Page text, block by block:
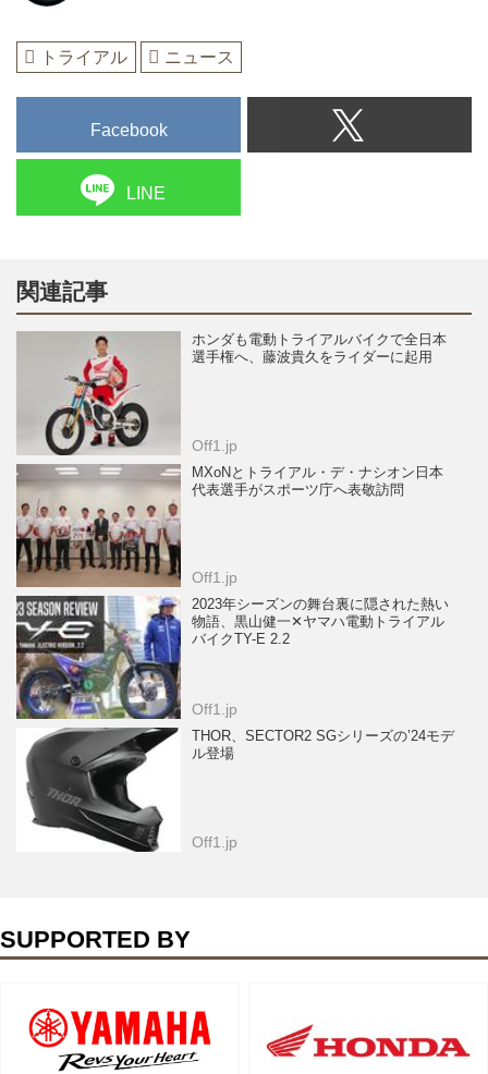
トライアル ニュース
Facebook
LINE
関連記事
ホンダも電動トライアルバイクで全日本
選手権へ、藤波貴久をライダーに起用
Off1.jp
MXoNとトライアル・デ・ナシオン日本
代表選手がスポーツ庁へ表敬訪問
Off1.jp
2023年シーズンの舞台裏に隠された熱い
物語、黒山健一✕ヤマハ電動トライアル
バイクTY-E 2.2
Off1.jp
THOR、SECTOR2 SGシリーズの’24モデ
ル登場
Off1.jp
SUPPORTED BY